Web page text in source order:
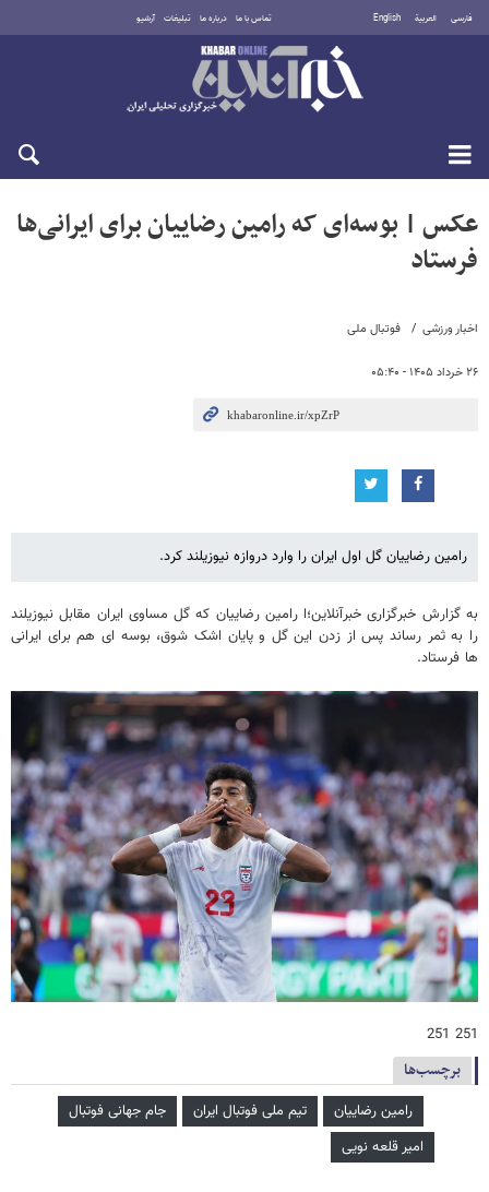
فارسی العربية English تماس با ما درباره ما تبلیغات آرشیو
شنبه ۱۷ مرداد ۱۴۰۵
اخبار ورزشی فوتبال ملی
۲۶ خرداد ۱۴۰۵ - ۰۵:۴۰
عکس | بوسه‌ای که رامین رضاییان برای ایرانی‌ها
فرستاد
رامین رضاییان گل اول ایران را وارد دروازه نیوزیلند کرد.
به گزارش خبرگزاری خبرآنلاین؛ا رامین رضاییان که گل مساوی ایران مقابل نیوزیلند
را به ثمر رساند پس از زدن این گل و پایان اشک شوق، بوسه ای هم برای ایرانی
ها فرستاد.
251 251
برچسب‌ها
رامین رضاییان تیم ملی فوتبال ایران
جام جهانی فوتبال
امیر قلعه نویی